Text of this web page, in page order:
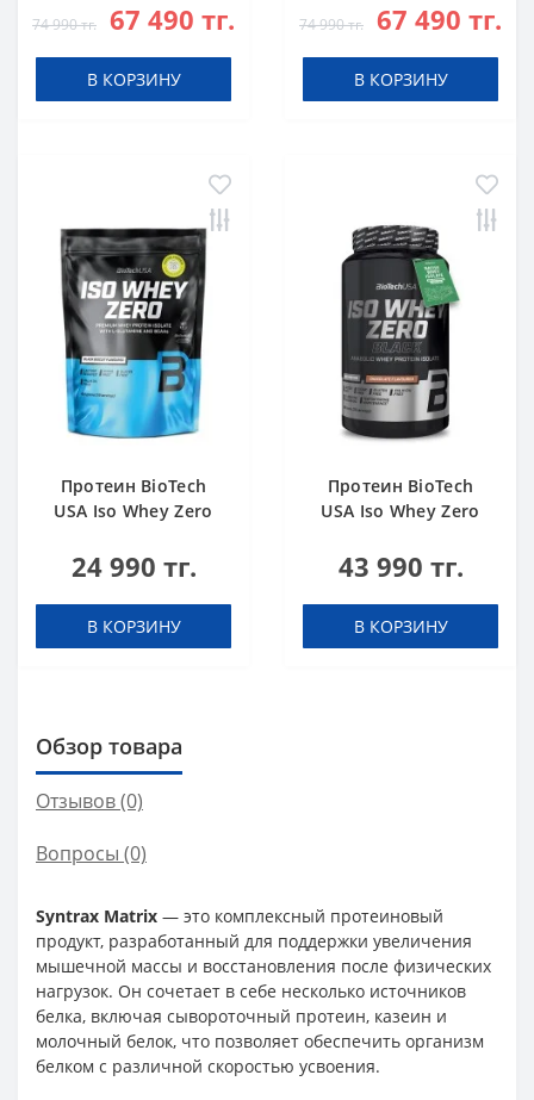
g
74 990 тг. 67 490 тг.
В КОРЗИНУ
74 990 тг. 67 490 тг.
В КОРЗИНУ
Протеин BioTech
USA Iso Whey Zero
454 g
24 990 тг.
В КОРЗИНУ
Протеин BioTech
USA Iso Whey Zero
43 990 тг.
В КОРЗИНУ
Обзор товара
Отзывов (0)
Вопросы (0)
Syntrax Matrix — это комплексный протеиновый
продукт, разработанный для поддержки увеличения
мышечной массы и восстановления после физических
нагрузок. Он сочетает в себе несколько источников
белка, включая сывороточный протеин, казеин и
молочный белок, что позволяет обеспечить организм
белком с различной скоростью усвоения.